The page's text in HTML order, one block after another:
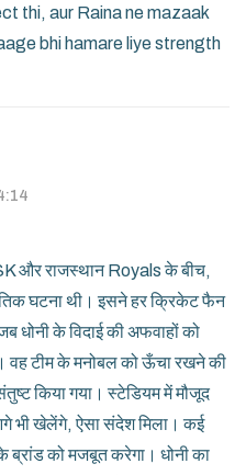
thi, aur Raina ne mazaak
bhi hamare liye strength
और राजस्थान Royals के बीच,
घटना थी। इसने हर क्रिकेट फैन
धोनी के विदाई की अफवाहों को
वह टीम के मनोबल को ऊँचा रखने की
किया गया। स्टेडियम में मौजूद
भी खेलेंगे, ऐसा संदेश मिला। कई
ब्रांड को मजबूत करेगा। धोनी का